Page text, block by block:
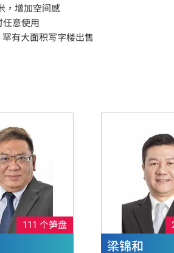
，增加空间感
任意使用
有大面积写字楼出售
111 个笋盘
梁锦和